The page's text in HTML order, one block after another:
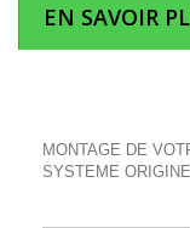
EN SAVOIR
MONTAGE DE
SYSTEME ORIGINE